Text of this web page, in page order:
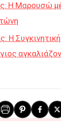
Η Μαρουσώ
Η